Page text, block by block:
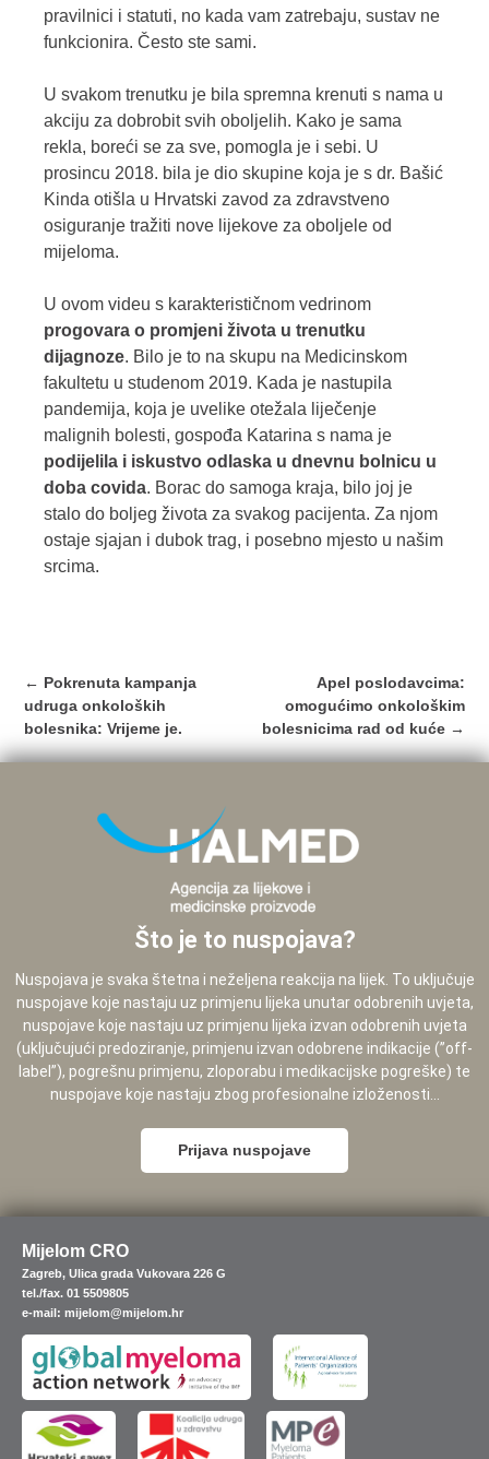
pravilnici i statuti, no kada vam zatrebaju, sustav ne
funkcionira. Često ste sami.
U svakom trenutku je bila spremna krenuti s nama u
akciju za dobrobit svih oboljelih. Kako je sama
rekla, boreći se za sve, pomogla je i sebi. U
prosincu 2018. bila je dio skupine koja je s dr. Bašić
Kinda otišla u Hrvatski zavod za zdravstveno
osiguranje tražiti nove lijekove za oboljele od
mijeloma.
U ovom videu s karakterističnom vedrinom
progovara o promjeni života u trenutku
dijagnoze. Bilo je to na skupu na Medicinskom
fakultetu u studenom 2019. Kada je nastupila
pandemija, koja je uvelike otežala liječenje
malignih bolesti, gospođa Katarina s nama je
podijelila i iskustvo odlaska u dnevnu bolnicu u
doba covida. Borac do samoga kraja, bilo joj je
stalo do boljeg života za svakog pacijenta. Za njom
ostaje sjajan i dubok trag, i posebno mjesto u našim
srcima.
Post
navigation
← Pokrenuta kampanja
udruga onkoloških
bolesnika: Vrijeme je.
Apel poslodavcima:
omogućimo onkološkim
bolesnicima rad od kuće →
Što je to nuspojava?
Nuspojava je svaka štetna i neželjena reakcija na lijek. To uključuje
nuspojave koje nastaju uz primjenu lijeka unutar odobrenih uvjeta,
nuspojave koje nastaju uz primjenu lijeka izvan odobrenih uvjeta
(uključujući predoziranje, primjenu izvan odobrene indikacije (”off-
label”), pogrešnu primjenu, zloporabu i medikacijske pogreške) te
nuspojave koje nastaju zbog profesionalne izloženosti...
Prijava nuspojave
Mijelom CRO
Zagreb, Ulica grada Vukovara 226 G
tel./fax. 01 5509805
e-mail: mijelom@mijelom.hr